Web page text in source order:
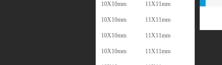
10X10mm 11X11mm
10X10mm 11X11mm
10X10mm 11X11mm
10X10mm 11X11mm